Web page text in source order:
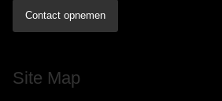
Contact opnemen
Site Map